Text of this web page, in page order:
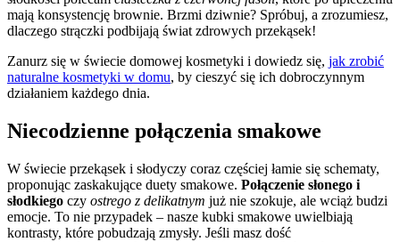
mają konsystencję brownie. Brzmi dziwnie? Spróbuj, a zrozumiesz,
dlaczego strączki podbijają świat zdrowych przekąsek!
Zanurz się w świecie domowej kosmetyki i dowiedz się, jak zrobić
naturalne kosmetyki w domu, by cieszyć się ich dobroczynnym
działaniem każdego dnia.
Niecodzienne połączenia smakowe
W świecie przekąsek i słodyczy coraz częściej łamie się schematy,
proponując zaskakujące duety smakowe. Połączenie słonego i
słodkiego czy ostrego z delikatnym już nie szokuje, ale wciąż budzi
emocje. To nie przypadek – nasze kubki smakowe uwielbiają
kontrasty, które pobudzają zmysły. Jeśli masz dość